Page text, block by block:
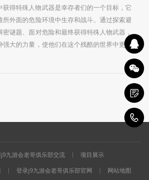
获得特殊人物武器是幸存者们的一个目标，它
所外面的危险环境中生存和战斗。通过探索避
谜题、面对危险和最终获得特殊人物武器，
强大的力量，使他们在这个残酷的世界中更加
九游会老哥俱乐部交流
项目展示
登录j9九游会老哥俱乐部官网 网站地图